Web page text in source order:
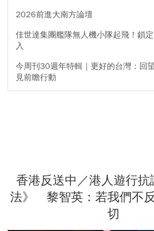
2026前進大南方論壇
佳世達集團艦隊無人機小隊起飛！鎖
入
今周刊30週年特輯｜更好的台灣：回
見前瞻行動
香港反送中／港人遊行抗
法》 黎智英：若我們不
切